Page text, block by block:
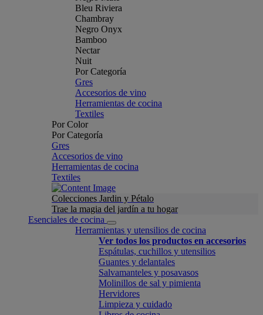
Bleu Riviera
Chambray
Negro Onyx
Bamboo
Nectar
Nuit
Por Categoría
Gres
Accesorios de vino
Herramientas de cocina
Textiles
Por Color
Por Categoría
Gres
Accesorios de vino
Herramientas de cocina
Textiles
Colecciones Jardin y Pétalo
Trae la magia del jardín a tu hogar
Esenciales de cocina
Herramientas y utensilios de cocina
Ver todos los productos en accesorios
Espátulas, cuchillos y utensilios
Guantes y delantales
Salvamanteles y posavasos
Molinillos de sal y pimienta
Hervidores
Limpieza y cuidado